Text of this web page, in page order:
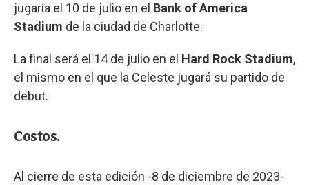
jugaría el 10 de julio en el Bank of America
Stadium de la ciudad de Charlotte.
La final será el 14 de julio en el Hard Rock Stadium,
el mismo en el que la Celeste jugará su partido de
debut.
Costos.
Al cierre de esta edición -8 de diciembre de 2023-